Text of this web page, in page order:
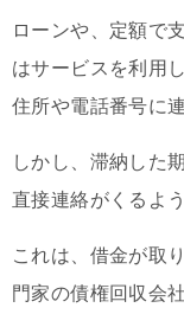
ローンや、定額で
はサービスを利用
住所や電話番号に
しかし、滞納した
直接連絡がくるよ
これは、借金が取
門家の債権回収会